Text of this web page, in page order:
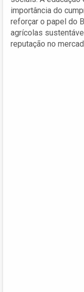
importância do
reforçar o papel do
agrícolas
reputação no